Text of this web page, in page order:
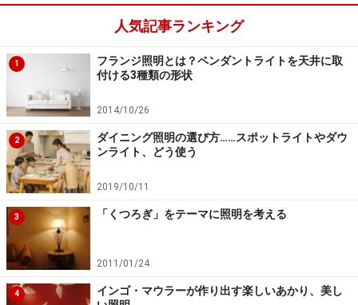
人気記事ランキング
1
フランジ照明とは？ペンダントライトを天井に取
付ける3種類の形状
2014/10/26
2
ダイニング照明の選び方……スポットライトやダウ
ンライト、どう使う
2019/10/11
3 「くつろぎ」をテーマに照明を考える
2011/01/24
4
インゴ・マウラーが作り出す楽しいあかり、美し